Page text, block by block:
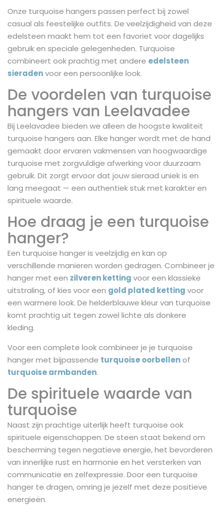
Onze turquoise hangers passen perfect bij zowel
casual als feestelijke outfits. De veelzijdigheid van deze
edelsteen maakt hem tot een favoriet voor dagelijks
gebruik en speciale gelegenheden. Turquoise
combineert ook prachtig met andere edelsteen
sieradenvoor een persoonlijke look.
De voordelen van turquoise
hangers van Leelavadee
Bij Leelavadee bieden we alleen de hoogste kwaliteit
turquoise hangers aan. Elke hanger wordt met de hand
gemaakt door ervaren vakmensen van hoogwaardige
turquoise met zorgvuldige afwerking voor duurzaam
gebruik. Dit zorgt ervoor dat jouw sieraad uniek is en
lang meegaat — een authentiek stuk met karakter en
spirituele waarde.
Hoe draag je een turquoise
hanger?
Een turquoise hanger is veelzijdig en kan op
verschillende manieren worden gedragen. Combineer je
hanger met een zilveren ketting voor een klassieke
uitstraling, of kies voor een gold plated ketting voor
een warmere look. De helderblauwe kleur van turquoise
komt prachtig uit tegen zowel lichte als donkere
kleding.
Voor een complete look combineer je je turquoise
hanger met bijpassende turquoise oorbellenof
turquoise armbanden.
De spirituele waarde van
turquoise
Naast zijn prachtige uiterlijk heeft turquoise ook
spirituele eigenschappen. De steen staat bekend om
bescherming tegen negatieve energie, het bevorderen
van innerlijke rust en harmonie en het versterken van
communicatie en zelfexpressie. Door een turquoise
hanger te dragen, omring je jezelf met deze positieve
energieën.